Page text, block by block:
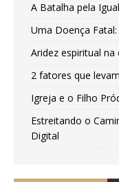
A Batalha pela
Uma Doença
Aridez espiritual na
2 fatores que
Igreja e o Filho
Estreitando o
Digital